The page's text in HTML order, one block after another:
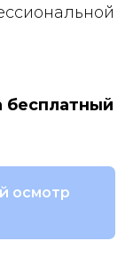
бесплатный
осмотр